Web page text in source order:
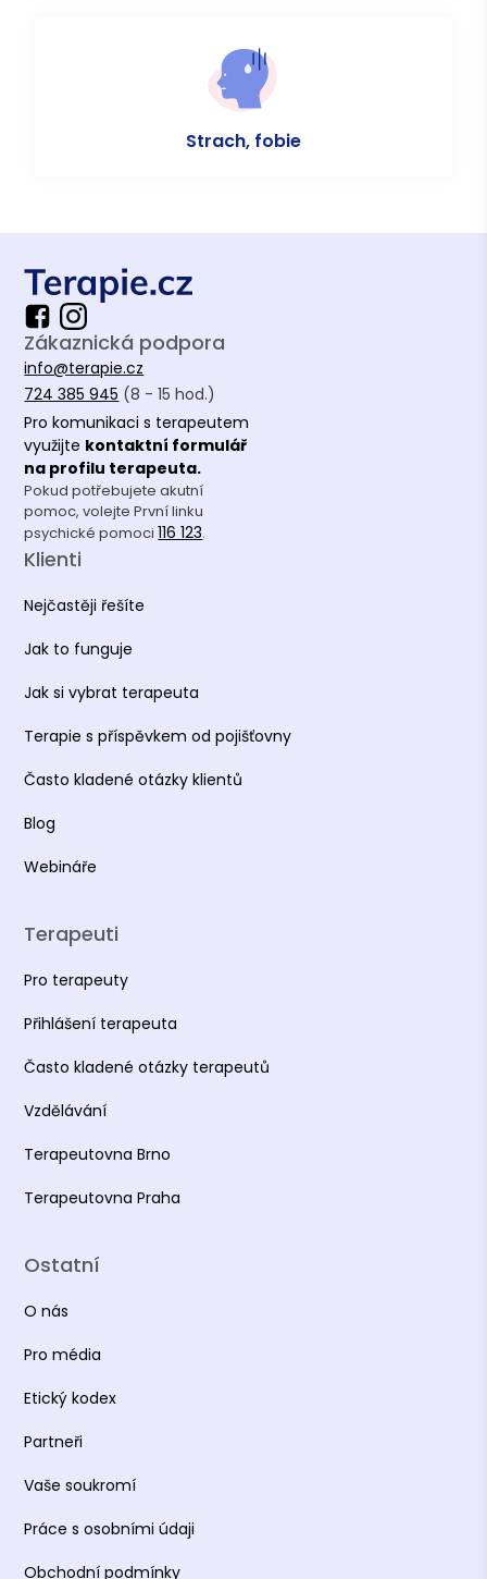
Strach, fobie
Zákaznická podpora
info@terapie.cz
724 385 945 (8 - 15 hod.)
Pro komunikaci s terapeutem
využijte kontaktní formulář
na profilu terapeuta.
Pokud potřebujete akutní
pomoc, volejte První linku
psychické pomoci116 123.
Klienti
Nejčastěji řešíte
Jak to funguje
Jak si vybrat terapeuta
Terapie s příspěvkem od pojišťovny
Často kladené otázky klientů
Blog
Webináře
Terapeuti
Pro terapeuty
Přihlášení terapeuta
Často kladené otázky terapeutů
Vzdělávání
Terapeutovna Brno
Terapeutovna Praha
Ostatní
O nás
Pro média
Etický kodex
Partneři
Vaše soukromí
Práce s osobními údaji
Obchodní podmínky